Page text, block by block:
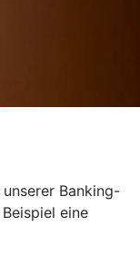
Banking-
eine